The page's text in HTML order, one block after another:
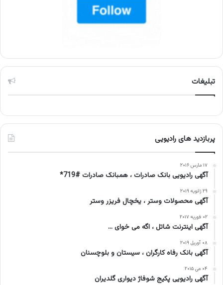
تبلیغات
پربازدید های رادیویی
۱۷ مارس ۲۰۱۶
آگهی رادیویی بانک صادرات ، همبانک صادرات #719*
۲۹ ژانویه ۲۰۱۹
آگهی محصولات وستر ، یخچال فریزر وستر
۰۲ فوریه ۲۰۱۷
آگهی اینترنت شاتل ، اگه می خوای …
۰۸ آوریل ۲۰۱۹
آگهی بانک رفاه کارگران ، سیستان و بلوچسنان
۰۴ می ۲۰۱۵
آگهی رادیویی پکیج شوفاژ دیواری گلدیران